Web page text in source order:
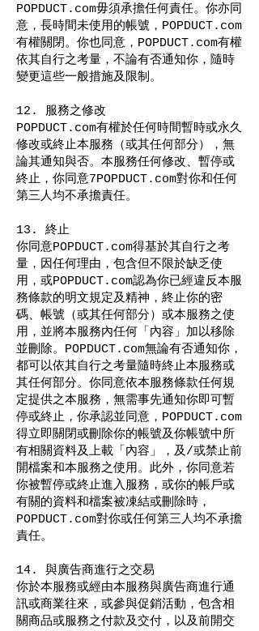
POPDUCT.com毋須承擔任何責任。你亦同
意，長時間未使用的帳號，POPDUCT.com
有權關閉。你也同意，POPDUCT.com有權
依其自行之考量，不論有否通知你，隨時
變更這些一般措施及限制。
12. 服務之修改
POPDUCT.com有權於任何時間暫時或永久
修改或終止本服務（或其任何部分），無
論其通知與否。本服務任何修改、暫停或
終止，你同意7POPDUCT.com對你和任何
第三人均不承擔責任。
13. 終止
你同意POPDUCT.com得基於其自行之考
量，因任何理由，包含但不限於缺乏使
用，或POPDUCT.com認為你已經違反本服
務條款的明文規定及精神，終止你的密
碼、帳號（或其任何部分）或本服務之使
用，並將本服務內任何「內容」加以移除
並刪除。POPDUCT.com無論有否通知你，
都可以依其自行之考量隨時終止本服務或
其任何部分。你同意依本服務條款任何規
定提供之本服務，無需事先通知你即可暫
停或終止，你承認並同意，POPDUCT.com
得立即關閉或刪除你的帳號及你帳號中所
有相關資料及上載「內容」，及/或禁止前
開檔案和本服務之使用。此外，你同意若
你被暫停或終止進入服務，或你的帳戶或
有關的資料和檔案被凍結或刪除時，
POPDUCT.com對你或任何第三人均不承擔
責任。
14. 與廣告商進行之交易
你於本服務或經由本服務與廣告商進行通
訊或商業往來，或參與促銷活動，包含相
關商品或服務之付款及交付，以及前開交